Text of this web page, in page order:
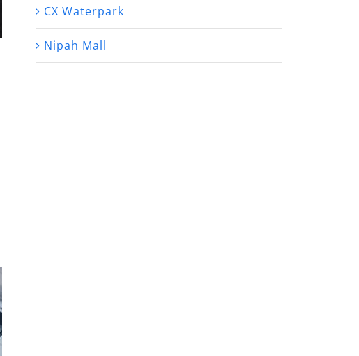
CX Waterpark
Nipah Mall